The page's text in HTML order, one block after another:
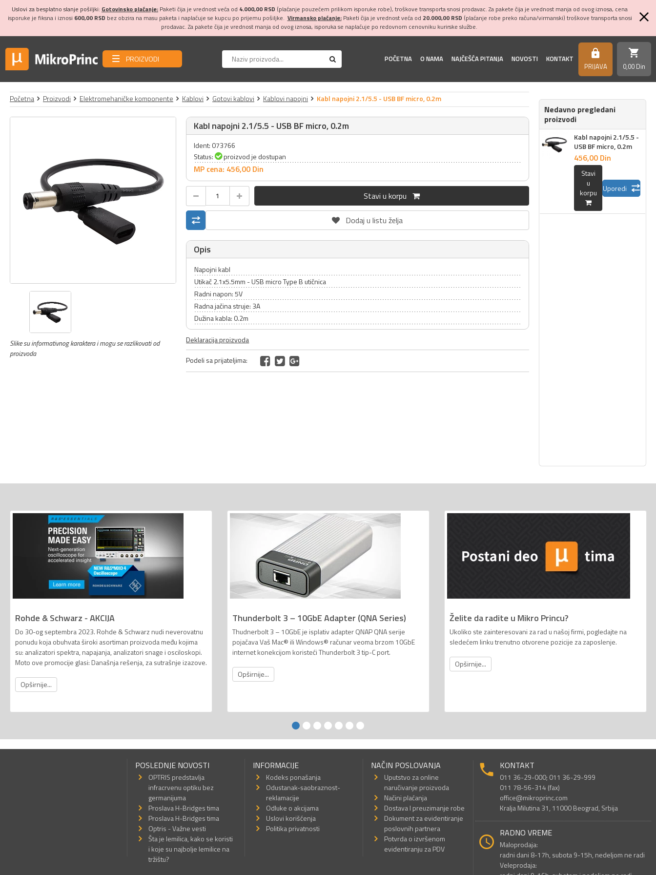
Uslovi za besplatno slanje pošiljki: Gotovinsko plaćanje: Paketi čija je vrednost veća od 4.000,00 RSD (plaćanje pouzećem prilikom isporuke robe), troškove transporta snosi prodavac. Za pakete čija je vrednost manja od ovog iznosa, cena
isporuke je fiksna i iznosi 600,00 RSD bez obzira na masu paketa i naplaćuje se kupcu po prijemu pošiljke. Virmansko plaćanje:Paketi čija je vrednost veća od 20.000,00 RSD (plaćanje robe preko računa/virmanski) troškove transporta snosi
prodavac. Za pakete čija je vrednost manja od ovog iznosa, isporuka se naplaćuje po redovnom cenovniku kurirske službe.
PROIZVODI POČETNA O NAMA NAJČEŠĆA PITANJA NOVOSTI KONTAKT https
PRIJAVA
shopping_cart
0,00 Din
Početna Proizvodi Elektromehaničke komponente Kablovi Gotovi kablovi Kablovi napojni Kabl napojni 2.1/5.5 - USB BF micro, 0.2m
Slike su informativnog karaktera i mogu se razlikovati od
proizvoda
Kabl napojni 2.1/5.5 - USB BF micro, 0.2m
Ident: 073766
Status:
proizvod je dostupan
MP cena: 456,00 Din
Stavi u korpu
Dodaj u listu želja
Opis
Napojni kabl
Utikač 2.1x5.5mm - USB micro Type B utičnica
Radni napon: 5V
Radna jačina struje: 3A
Dužina kabla: 0.2m
Deklaracija proizvoda
Podeli sa prijateljima:
Nedavno pregledani
proizvodi
Kabl napojni 2.1/5.5 -
USB BF micro, 0.2m
456,00 Din
Stavi
u
korpu
Uporedi
Rohde & Schwarz - AKCIJA
Do 30-og septembra 2023. Rohde & Schwarz nudi neverovatnu
ponudu koja obuhvata široki asortiman proizvoda među kojima
su: analizatori spektra, napajanja, analizatori snage i osciloskopi.
Moto ove promocije glasi: Današnja rešenja, za sutrašnje izazove.
Opširnije...
Thunderbolt 3 – 10GbE Adapter (QNA Series)
Thudnerbolt 3 – 10GbE je isplativ adapter QNAP QNA serije
pojačava Vaš Mac® ili Windows® računar veoma brzom 10GbE
internet konekcijom koristeći Thunderbolt 3 tip-C port.
Opširnije...
Želite da radite u Mikro Princu?
Ukoliko ste zainteresovani za rad u našoj firmi, pogledajte na
sledećem linku trenutno otvorene pozicije za zaposlenje.
Opširnije...
POSLEDNJE NOVOSTI
OPTRIS predstavlja
infracrvenu optiku bez
germanijuma
Proslava H-Bridges tima
Proslava H-Bridges tima
Optris - Važne vesti
Šta je lemilica, kako se koristi
i koje su najbolje lemilice na
tržištu?
INFORMACIJE
Kodeks ponašanja
Odustanak-saobraznost-
reklamacije
Odluke o akcijama
Uslovi korišćenja
Politika privatnosti
NAČIN POSLOVANJA
Uputstvo za online
naručivanje proizvoda
Načini plaćanja
Dostava I preuzimanje robe
Dokument za evidentiranje
poslovnih partnera
Potvrda o izvršenom
evidentiranju za PDV
KONTAKT
011 36-29-000; 011 36-29-999
011 78-56-314 (fax)
office@mikroprinc.com
Kralja Milutina 31, 11000 Beograd, Srbija
RADNO VREME
Maloprodaja:
radni dani 8-17h, subota 9-15h, nedeljom ne radi
Veleprodaja: